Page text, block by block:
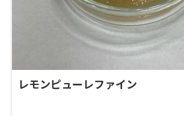
レモンピューレファイン